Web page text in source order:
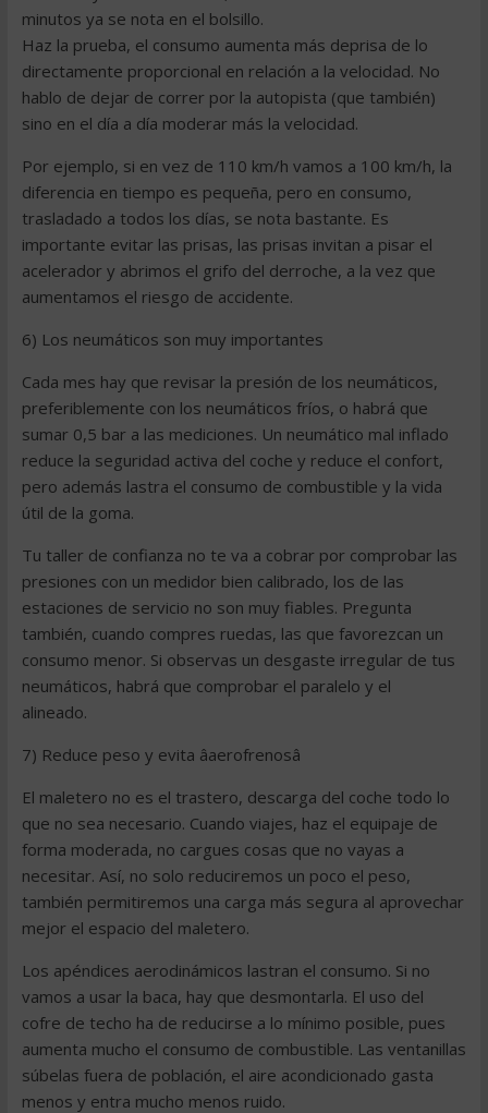
minutos ya se nota en el bolsillo.
Haz la prueba, el consumo aumenta más deprisa de lo
directamente proporcional en relación a la velocidad. No
hablo de dejar de correr por la autopista (que también)
sino en el día a día moderar más la velocidad.
Por ejemplo, si en vez de 110 km/h vamos a 100 km/h, la
diferencia en tiempo es pequeña, pero en consumo,
trasladado a todos los días, se nota bastante. Es
importante evitar las prisas, las prisas invitan a pisar el
acelerador y abrimos el grifo del derroche, a la vez que
aumentamos el riesgo de accidente.
6) Los neumáticos son muy importantes
Cada mes hay que revisar la presión de los neumáticos,
preferiblemente con los neumáticos fríos, o habrá que
sumar 0,5 bar a las mediciones. Un neumático mal inflado
reduce la seguridad activa del coche y reduce el confort,
pero además lastra el consumo de combustible y la vida
útil de la goma.
Tu taller de confianza no te va a cobrar por comprobar las
presiones con un medidor bien calibrado, los de las
estaciones de servicio no son muy fiables. Pregunta
también, cuando compres ruedas, las que favorezcan un
consumo menor. Si observas un desgaste irregular de tus
neumáticos, habrá que comprobar el paralelo y el
alineado.
7) Reduce peso y evita âaerofrenosâ
El maletero no es el trastero, descarga del coche todo lo
que no sea necesario. Cuando viajes, haz el equipaje de
forma moderada, no cargues cosas que no vayas a
necesitar. Así, no solo reduciremos un poco el peso,
también permitiremos una carga más segura al aprovechar
mejor el espacio del maletero.
Los apéndices aerodinámicos lastran el consumo. Si no
vamos a usar la baca, hay que desmontarla. El uso del
cofre de techo ha de reducirse a lo mínimo posible, pues
aumenta mucho el consumo de combustible. Las ventanillas
súbelas fuera de población, el aire acondicionado gasta
menos y entra mucho menos ruido.